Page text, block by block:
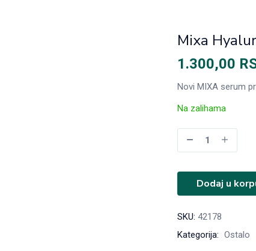
Mixa
1.300,00
Novi MIXA serum
Na zalihama
Dodaj u
SKU: 42178
Kategorija: Ostalo